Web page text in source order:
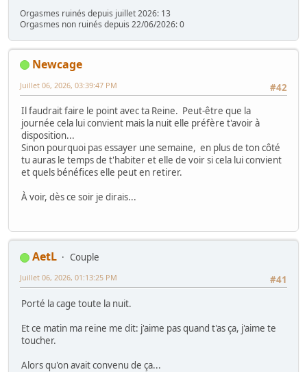
Orgasmes ruinés depuis juillet 2026: 13
Orgasmes non ruinés depuis 22/06/2026: 0
Newcage
#42
Juillet 06, 2026, 03:39:47 PM
Il faudrait faire le point avec ta Reine. Peut-être que la
journée cela lui convient mais la nuit elle préfère t'avoir à
disposition...
Sinon pourquoi pas essayer une semaine, en plus de ton côté
tu auras le temps de t'habiter et elle de voir si cela lui convient
et quels bénéfices elle peut en retirer.
À voir, dès ce soir je dirais...
AetL
Couple
#41
Juillet 06, 2026, 01:13:25 PM
Porté la cage toute la nuit.
Et ce matin ma reine me dit: j'aime pas quand t'as ça, j'aime te
toucher.
Alors qu'on avait convenu de ça...